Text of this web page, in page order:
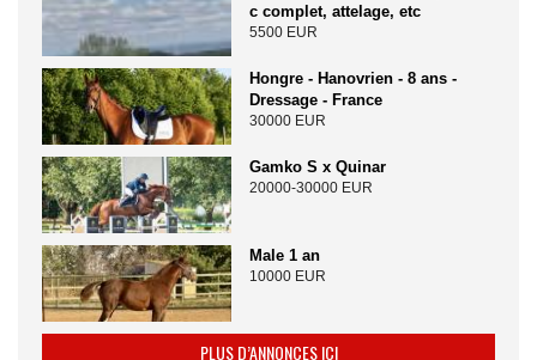
c complet, attelage, etc
5500 EUR
Hongre - Hanovrien - 8 ans -
Dressage - France
30000 EUR
Gamko S x Quinar
20000-30000 EUR
Male 1 an
10000 EUR
PLUS D’ANNONCES ICI